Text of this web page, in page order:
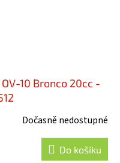
10 Bronco 20cc -
Dočasně nedostupné
Do košíku